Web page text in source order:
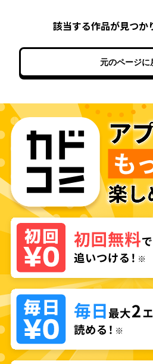
該当する作品が見つか
元のページに